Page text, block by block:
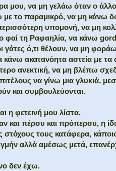
μου, να μη γελάω όταν ο
με το παραμικρό, να μη κάνω
υπομονή, να μη
φαί τη Ραφαηλία, να κάνω
γάτες ό,τι θέλουν, να μη
ακατανόητα αστεία με τα
ανεκτική, να μη βλέπω
να γίνω μια γλυκιά,
και συμβουλεύονται.
η φετεινή μου λίστα.
και πέρσυ και πρόπερσυ, η
στόχους τους κατάφερα,
αλλά αμέσως μετά,
δεν έχω.